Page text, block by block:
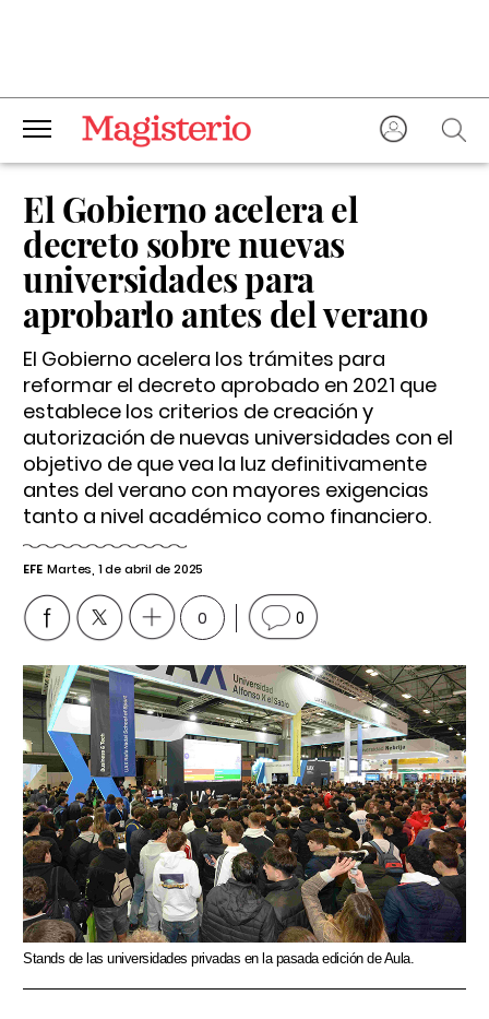
El Gobierno acelera el
decreto sobre nuevas
universidades para
aprobarlo antes del verano
El Gobierno acelera los trámites para
reformar el decreto aprobado en 2021 que
establece los criterios de creación y
autorización de nuevas universidades con el
objetivo de que vea la luz definitivamente
antes del verano con mayores exigencias
tanto a nivel académico como financiero.
EFE Martes, 1 de abril de 2025
0 0
Stands de las universidades privadas en la pasada edición de Aula.